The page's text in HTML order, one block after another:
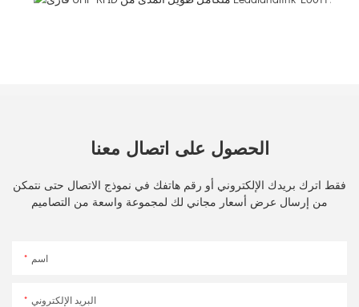
الحصول على اتصال معنا
فقط اترك بريدك الإلكتروني أو رقم هاتفك في نموذج الاتصال حتى نتمكن
من إرسال عرض أسعار مجاني لك لمجموعة واسعة من التصاميم
اسم
البريد الإلكتروني